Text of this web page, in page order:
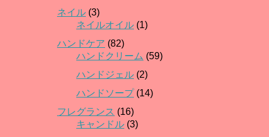
ネイル (3)
ネイルオイル (1)
ハンドケア (82)
ハンドクリーム (59)
ハンドジェル (2)
ハンドソープ(14)
フレグランス (16)
キャンドル (3)